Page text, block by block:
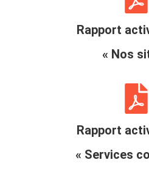
Rapport
« Nos
Rapport
« Services